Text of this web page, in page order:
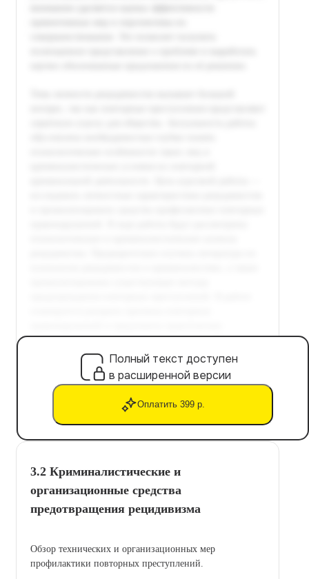
Полный текст доступен
в расширенной версии
Оплатить 399 р.
3.2 Криминалистические и
организационные средства
предотвращения рецидивизма
Обзор технических и организационных мер
профилактики повторных преступлений.